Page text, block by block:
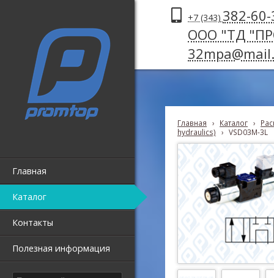
Главная
Каталог
Контакты
Полезная информация
+7 (343) 382-
ООО "ТД
Главная › Каталог ›
hydraulics)
› VSD03M-3L